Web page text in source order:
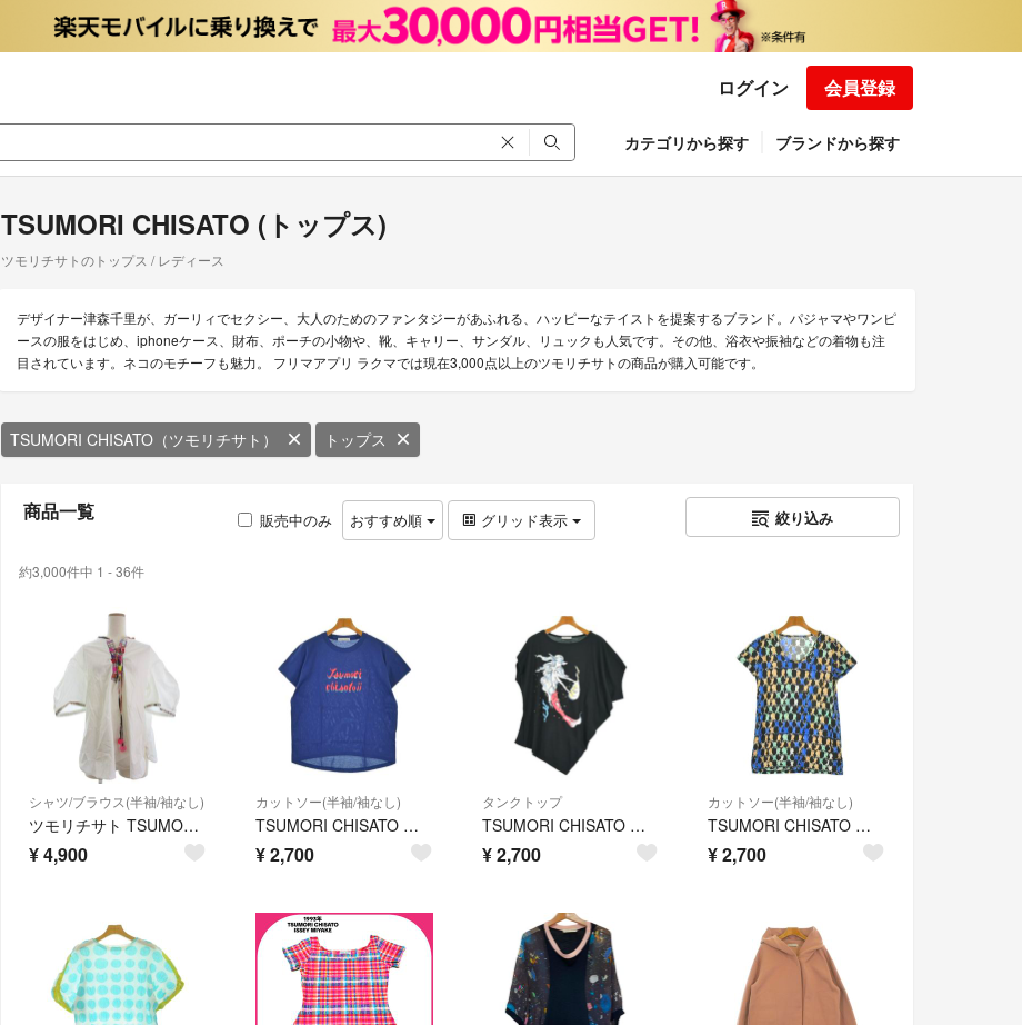
ログイン 会員登録
カテゴリから探す ブランドから探す
TSUMORI CHISATO (トップス)
ツモリチサトのトップス / レディース
デザイナー津森千里が、ガーリィでセクシー、大人のためのファンタジーがあふれる、ハッピーなテイストを提案するブランド。パジャマやワンピ
ースの服をはじめ、iphoneケース、財布、ポーチの小物や、靴、キャリー、サンダル、リュックも人気です。その他、浴衣や振袖などの着物も注
目されています。ネコのモチーフも魅力。 フリマアプリ ラクマでは現在3,000点以上のツモリチサトの商品が購入可能です。
TSUMORI CHISATO（ツモリチサト） トップス
商品一覧 販売中のみ おすすめ順 グリッド表示 絞り込み
約3,000件中 1 - 36件
シャツ/ブラウス(半袖/袖なし)
ツモリチサト TSUMORI CHISATO シャツ ブラウス 半袖 白 2
¥4,900
カットソー(半袖/袖なし)
TSUMORI CHISATO ツモリチサト Tシャツ・カットソー M 青 【古着】【中古】【送料無料】
¥2,700
タンクトップ
TSUMORI CHISATO ツモリチサト ノースリーブ M 黒 【古着】【中古】【送料無料】
¥2,700
カットソー(半袖/袖なし)
TSUMORI CHISATO ツモリチサト Tシャツ・カットソー M 黒 【古着】【中古】【送料無料】
¥2,700